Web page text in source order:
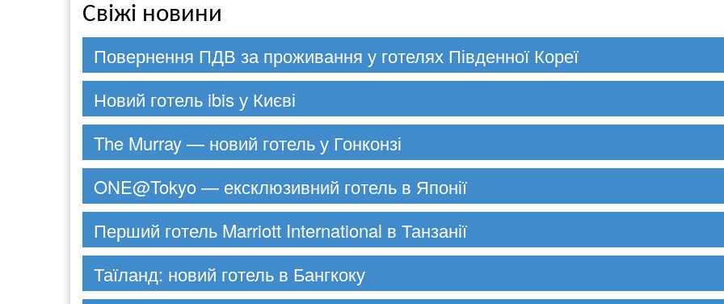
Свіжі новини
Повернення ПДВ за проживання у готелях Південної Кореї
Новий готель ibis у Києві
The Murray — новий готель у Гонконзі
ONE@Tokyo — ексклюзивний готель в Японії
Перший готель Marriott International в Танзанії
Таїланд: новий готель в Бангкоку